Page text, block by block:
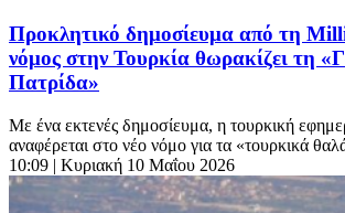
Προκλητικό δημοσίευμα από τη
νόμος στην Τουρκία θωρακίζει τη
Πατρίδα»
Με ένα εκτενές δημοσίευμα, η τουρκική
αναφέρεται στο νέο νόμο για τα «τουρκικά
10:09 | Κυριακή 10 Μαΐου 2026